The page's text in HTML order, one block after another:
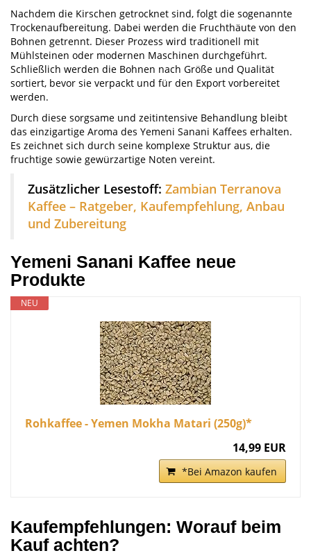
Nachdem die Kirschen getrocknet sind, folgt die sogenannte
Trockenaufbereitung. Dabei werden die Fruchthäute von den
Bohnen getrennt. Dieser Prozess wird traditionell mit
Mühlsteinen oder modernen Maschinen durchgeführt.
Schließlich werden die Bohnen nach Größe und Qualität
sortiert, bevor sie verpackt und für den Export vorbereitet
werden.
Durch diese sorgsame und zeitintensive Behandlung bleibt
das einzigartige Aroma des Yemeni Sanani Kaffees erhalten.
Es zeichnet sich durch seine komplexe Struktur aus, die
fruchtige sowie gewürzartige Noten vereint.
Zusätzlicher Lesestoff: Zambian Terranova
Kaffee – Ratgeber, Kaufempfehlung, Anbau
und Zubereitung
Yemeni Sanani Kaffee neue
Produkte
NEU
Rohkaffee - Yemen Mokha Matari (250g)*
14,99 EUR
*Bei Amazon kaufen
Kaufempfehlungen: Worauf beim
Kauf achten?